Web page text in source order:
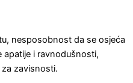
nesposobnost da se osjeća
apatije i ravnodušnosti,
zavisnosti.